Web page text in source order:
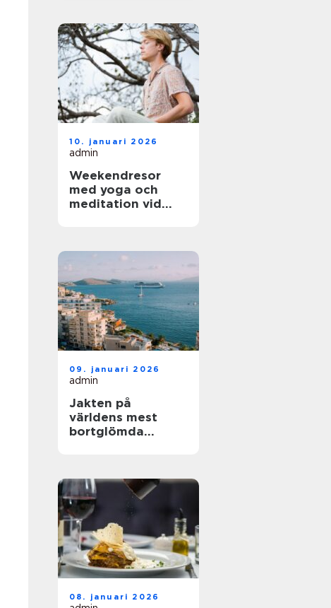
10. januari 2026
admin
Weekendresor
med yoga och
meditation vid
09. januari 2026
admin
Jakten på
världens mest
bortglömda
08. januari 2026